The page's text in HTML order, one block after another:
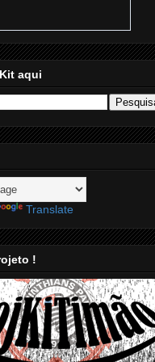
aqui
Translate
!